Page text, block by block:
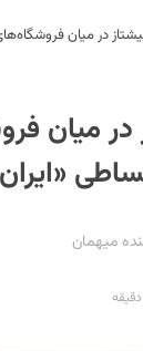
در میان
در میان
«ایران‌
میهمان